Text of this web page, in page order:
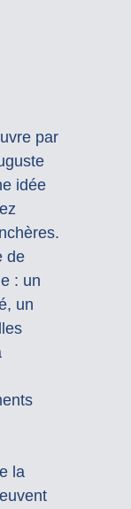
par
idée
de
: un
un
la